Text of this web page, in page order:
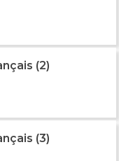
(2)
(3)